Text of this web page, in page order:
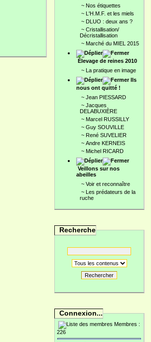
~ Nos étiquettes
~ L'H.M.F. et les miels
~ DLUO : deux ans ?
~ Cristallisation/
Décristallisation
~ Marché du MIEL 2015
Élevage de reines 2010
~ La pratique en image
Ils
nous ont quitté !
~ Jean PIESSARD
~ Jacques
DELABUXIÈRE
~ Marcel RUSSILLY
~ Guy SOUVILLE
~ René SUVELIER
~ Andre KERNEIS
~ Michel RICARD
Veillons sur nos
abeilles
~ Voir et reconnaître
~ Les prédateurs de la
ruche
Recherche
Rechercher
Connexion...
Membres :
226